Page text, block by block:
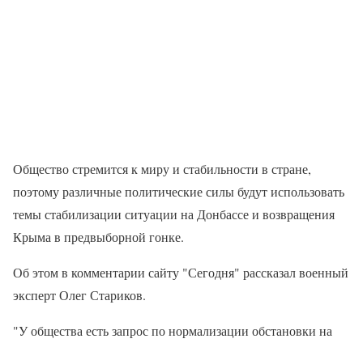
Общество стремится к миру и стабильности в стране,
поэтому различные политические силы будут использовать
темы стабилизации ситуации на Донбассе и возвращения
Крыма в предвыборной гонке.
Об этом в комментарии сайту "Сегодня" рассказал военный
эксперт Олег Стариков.
"У общества есть запрос по нормализации обстановки на